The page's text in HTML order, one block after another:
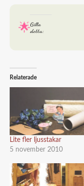
Gilla
detta:
Relaterade
Lite fler ljusstakar
5 november 2010